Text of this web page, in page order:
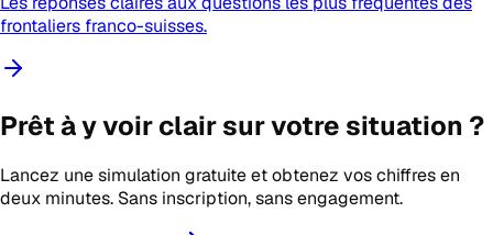
frontaliers franco-suisses.
Prêt à y voir clair sur votre situation ?
Lancez une simulation gratuite et obtenez vos chiffres en
deux minutes. Sans inscription, sans engagement.